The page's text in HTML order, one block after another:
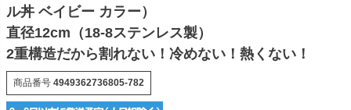
ル丼 ベイビー カラー）
直径12cm（18-8ステンレス製）
2重構造だから割れない！冷めない！熱くない！
商品番号 4949362736805-782